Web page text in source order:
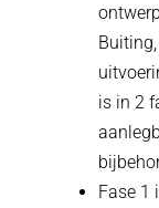
is in 2
Fase 1